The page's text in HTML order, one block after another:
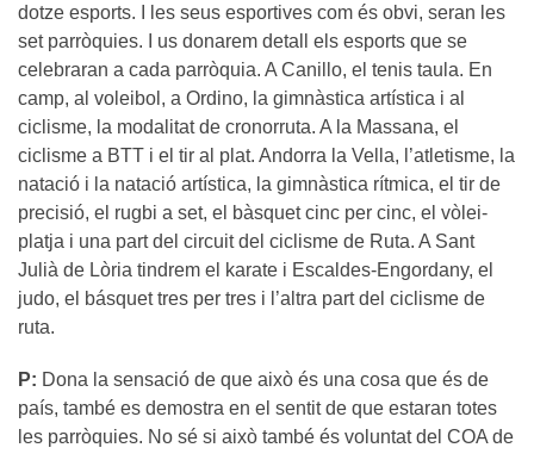
dotze esports. I les seus esportives com és obvi, seran les
set parròquies. I us donarem detall els esports que se
celebraran a cada parròquia. A Canillo, el tenis taula. En
camp, al voleibol, a Ordino, la gimnàstica artística i al
ciclisme, la modalitat de cronorruta. A la Massana, el
ciclisme a BTT i el tir al plat. Andorra la Vella, l’atletisme, la
natació i la natació artística, la gimnàstica rítmica, el tir de
precisió, el rugbi a set, el bàsquet cinc per cinc, el vòlei-
platja i una part del circuit del ciclisme de Ruta. A Sant
Julià de Lòria tindrem el karate i Escaldes-Engordany, el
judo, el básquet tres per tres i l’altra part del ciclisme de
ruta.
P: Dona la sensació de que això és una cosa que és de
país, també es demostra en el sentit de que estaran totes
les parròquies. No sé si això també és voluntat del COA de